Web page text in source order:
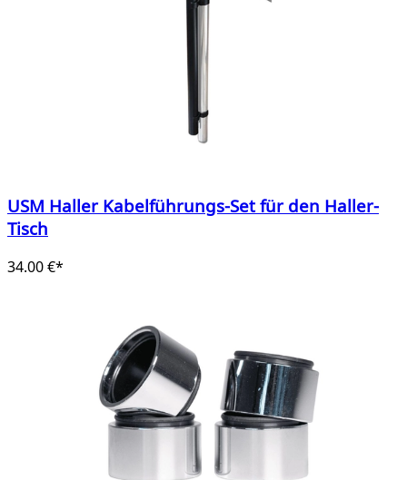
USM Haller Kabelführungs-Set für den Haller-
Tisch
34.00 €*